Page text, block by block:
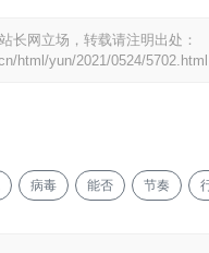
长网立场，转载请注明出处：
html/yun/2021/0524/5702.html
病毒 能否 节奏